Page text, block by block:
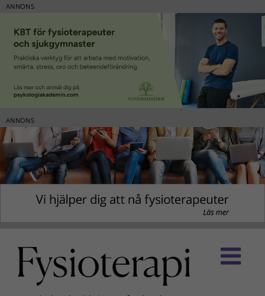
ANNONS
ANNONS
innehållet